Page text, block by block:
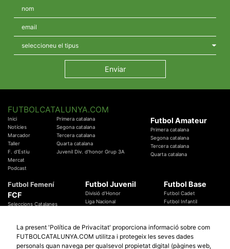
FUTBOLCATALUNYA.COM
Inici
Notícies
Marcador
Taller
F. d'Estiu
Mercat
Podcast
Primera catalana
Segona catalana
Tercera catalana
Quarta catalana
Juvenil Div. d'honor Grup 3A
Futbol Amateur
Primera catalana
Segona catalana
Tercera catalana
Quarta catalana
Futbol Femení
FCF
Seleccions Catalanes
Temes Federatius
Futbol Juvenil
Divisió d'Honor
Liga Nacional
Futbol Base
Futbol Cadet
Futbol Infantil
Futbol Catalunya Especials
La present 'Política de Privacitat' proporciona informació sobre com
FUTBOLCATALUNYA.COM utilitza i protegeix les seves dades
personals quan navega per qualsevol propietat digital (pàgines web,